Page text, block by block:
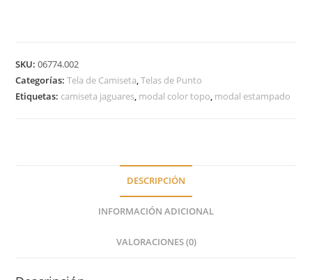
SKU:06774.002
Categorías:Tela de Camiseta,Telas de Punto
Etiquetas: camiseta jaguares, modal color topo, modal estampado
DESCRIPCIÓN
INFORMACIÓN ADICIONAL
VALORACIONES (0)